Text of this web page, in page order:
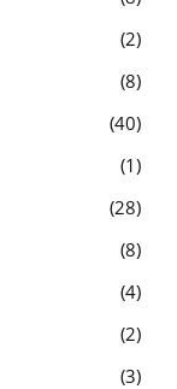
2
8
40
1
28
8
4
2
3